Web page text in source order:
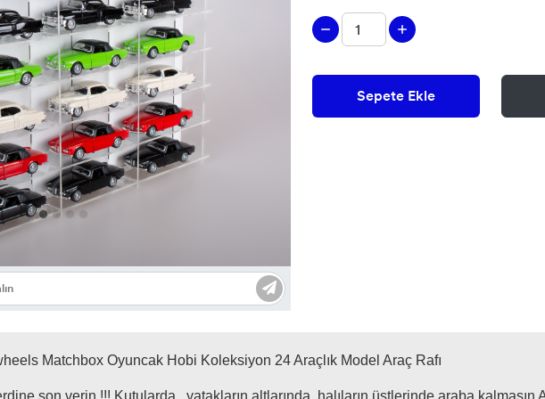
Sepete Ekle
Matchbox Oyuncak Hobi Koleksiyon 24 Araçlık Model Araç Rafı
son verin !!! Kutularda , yatakların altlarında, halıların üstlerinde araba kalmasın